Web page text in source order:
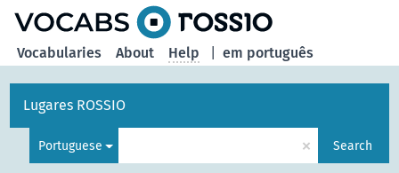
em português
Vocabularies About Help
Lugares ROSSIO
Portuguese × Search